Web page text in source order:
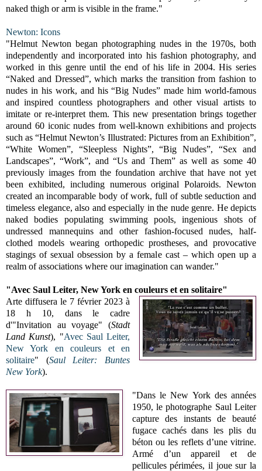
naked thigh or arm is visible in the frame."
Newton: Icons
"Helmut Newton began photographing nudes in the 1970s, both
independently and incorporated into his fashion photography, and
worked in this genre until the end of his life in 2004. His series
“Naked and Dressed”, which marks the transition from fashion to
nudes in his work, and his “Big Nudes” made him world-famous
and inspired countless photographers and other visual artists to
imitate or re-interpret them. This new presentation brings together
around 60 iconic nudes from well-known exhibitions and projects
such as “Helmut Newton’s Illustrated: Pictures from an Exhibition”,
“White Women”, “Sleepless Nights”, “Big Nudes”, “Sex and
Landscapes”, “Work”, and “Us and Them” as well as some 40
previously images from the foundation archive that have not yet
been exhibited, including numerous original Polaroids. Newton
created an incomparable body of work, full of subtle seduction and
timeless elegance, also and especially in the nude genre. He depicts
naked bodies populating swimming pools, ingenious shots of
undressed mannequins and other fashion-focused nudes, half-
clothed models wearing orthopedic prostheses, and provocative
stagings of sexual obsession by a female cast – which open up a
realm of associations where our imagination can wander."
"Avec Saul Leiter, New York en couleurs et en solitaire"
Arte diffusera le 7 février 2023 à
18 h 10, dans le cadre
d'"Invitation au voyage" (Stadt
Land Kunst), "Avec Saul Leiter,
New York en couleurs et en
solitaire" (Saul Leiter: Buntes
New York).
"Dans le New York des années
1950, le photographe Saul Leiter
capture des instants de beauté
fugace cachés dans les plis du
béton ou les reflets d’une vitrine.
Armé d’un appareil et de
pellicules périmées, il joue sur la